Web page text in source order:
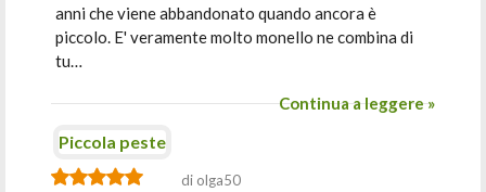
anni che viene abbandonato quando ancora è
piccolo. E' veramente molto monello ne combina di
tu…
Continua a leggere »
Piccola peste
di olga50